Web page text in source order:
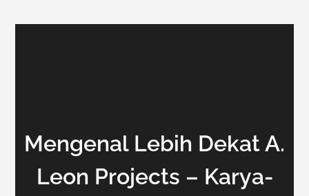
Mengenal Lebih Dekat A.
Leon Projects – Karya-